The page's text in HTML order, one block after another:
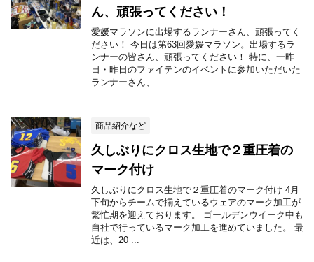
ん、頑張ってください！
愛媛マラソンに出場するランナーさん、頑張ってく
ださい！ 今日は第63回愛媛マラソン。出場するラ
ンナーの皆さん、頑張ってください！ 特に、一昨
日・昨日のファイテンのイベントに参加いただいた
ランナーさん、 ...
商品紹介など
久しぶりにクロス生地で２重圧着の
マーク付け
久しぶりにクロス生地で２重圧着のマーク付け 4月
下旬からチームで揃えているウェアのマーク加工が
繁忙期を迎えております。 ゴールデンウイーク中も
自社で行っているマーク加工を進めていました。 最
近は、20 ...